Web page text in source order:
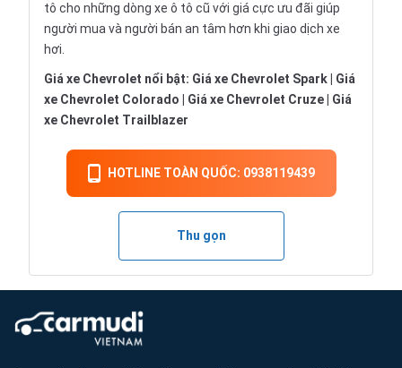
tô cho những dòng xe ô tô cũ với giá cực ưu đãi giúp
người mua và người bán an tâm hơn khi giao dịch xe
hơi.
Giá xe Chevrolet nổi bật: Giá xe Chevrolet Spark
Giá
xe Chevrolet Colorado
Giá xe Chevrolet Cruze
Giá
xe Chevrolet Trailblazer
HOTLINE TOÀN QUỐC: 0938119439
Thu gọn